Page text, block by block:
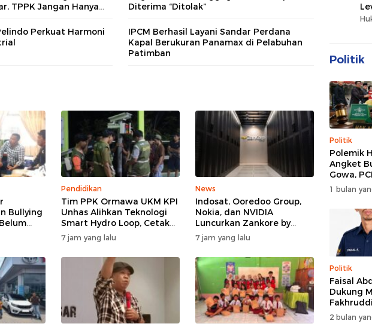
TPPK Jangan Hanya
Diterima “Ditolak”
Perkuat Harmoni
IPCM Berhasil Layani Sandar Perdana
Kapal Berukuran Panamax di Pelabuhan
Patimban
Bullying
Pendidikan
Tim PPK Ormawa UKM KPI
Unhas Alihkan Teknologi
Smart Hydro Loop, Cetak
Teknisi Desa untuk Perkuat
Pertanian Cerdas di Bone
7 jam yang lalu
News
Indosat, Ooredoo Group,
Nokia, dan NVIDIA
Luncurkan Zankore by
Indosat, Siap Layani
Kawasan Asia-Pasifik
dengan Platform
Infrastruktur AI
Terintegerasi
7 jam yang lalu
Politik
Politik
Polemik
Angket
Gowa,
DPRD
1 bulan
Politik
Faisal
Dukung
Nahkodai
Periode
2 bulan